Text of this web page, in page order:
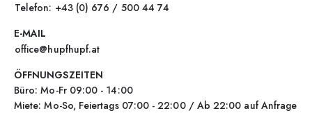
Telefon: +43 (0) 676 / 500 44 74
E-MAIL
office@hupfhupf.at
ÖFFNUNGSZEITEN
Büro: Mo-Fr 09:00 - 14:00
Miete: Mo-So, Feiertags 07:00 - 22:00 / Ab 22:00 auf Anfrage